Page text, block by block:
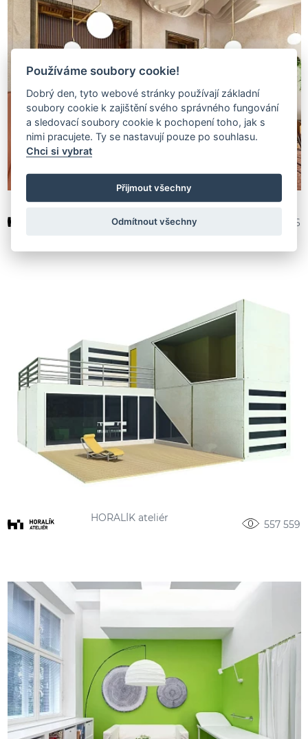
HORALÍK ateliér
362 476
HORALÍK ateliér
557 559
Používáme soubory cookie!
Dobrý den, tyto webové stránky používají základní
soubory cookie k zajištění svého správného fungování
a sledovací soubory cookie k pochopení toho, jak s
nimi pracujete. Ty se nastavují pouze po souhlasu.
Chci si vybrat
Přijmout všechny
Odmítnout všechny